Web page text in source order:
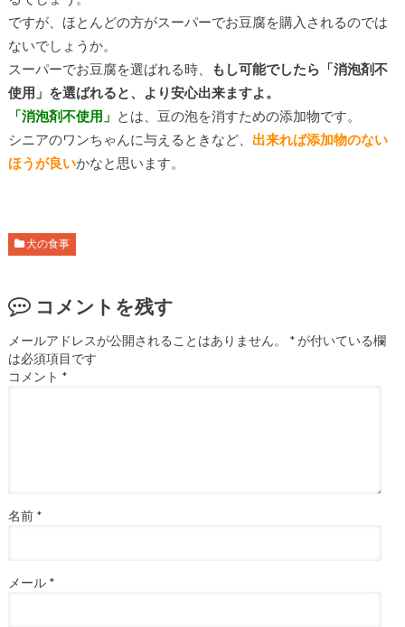
ですが、ほとんどの方がスーパーでお豆腐を購入されるのでは
ないでしょうか。
スーパーでお豆腐を選ばれる時、
もし可能でしたら「消泡剤不
使用」を選ばれると、より安心出来ますよ。
「消泡剤不使用」 とは、豆の泡を消すための添加物です。
シニアのワンちゃんに与えるときなど、 出来れば添加物のない
ほうが良いかなと思います。
犬の食事
コメントを残す
メールアドレスが公開されることはありません。 *が付いている欄
は必須項目です
コメント *
名前 *
メール *